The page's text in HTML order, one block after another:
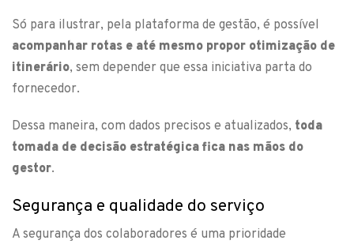
Só para ilustrar, pela plataforma de gestão, é possível
acompanhar rotas e até mesmo propor otimização de
itinerário, sem depender que essa iniciativa parta do
fornecedor.
Dessa maneira, com dados precisos e atualizados, toda
tomada de decisão estratégica fica nas mãos do
gestor.
Segurança e qualidade do serviço
A segurança dos colaboradores é uma prioridade